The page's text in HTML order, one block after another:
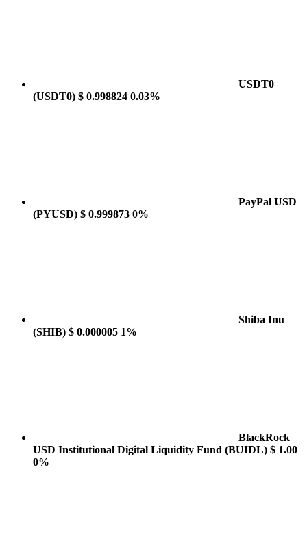
USDT0
(USDT0) $ 0.998824 0.03%
PayPal USD
(PYUSD) $ 0.999873 0%
Shiba Inu
(SHIB) $ 0.000005 1%
BlackRock
USD Institutional Digital Liquidity Fund (BUIDL) $ 1.00
0%